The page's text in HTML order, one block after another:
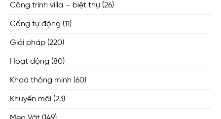
Công trình villa – biệt thự(26)
Cổng tự động (11)
Giải pháp (220)
Hoạt động (80)
Khoá thông minh (60)
Khuyến mãi (23)